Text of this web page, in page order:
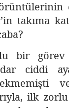
takıma
bir görev
ciddi
ilk